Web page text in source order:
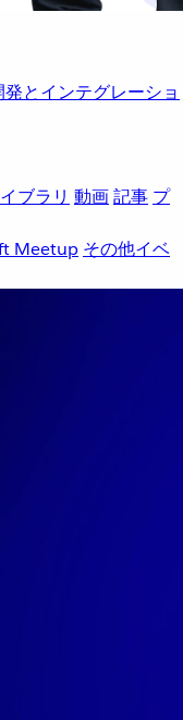
とインテグレーショ
ブラリ 動画記事 プ
Meetup その他イベ